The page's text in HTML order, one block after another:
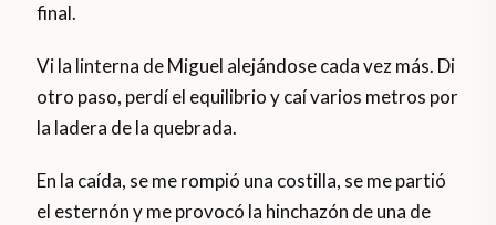
final.
Vi la linterna de Miguel alejándose cada vez más. Di
otro paso, perdí el equilibrio y caí varios metros por
la ladera de la quebrada.
En la caída, se me rompió una costilla, se me partió
el esternón y me provocó la hinchazón de una de